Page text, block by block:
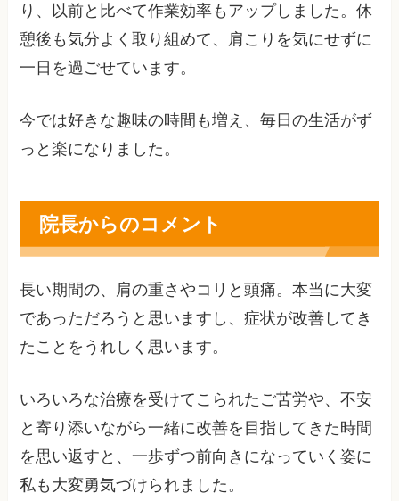
り、以前と比べて作業効率もアップしました。休
憩後も気分よく取り組めて、肩こりを気にせずに
一日を過ごせています。
今では好きな趣味の時間も増え、毎日の生活がず
っと楽になりました。
院長からのコメント
長い期間の、肩の重さやコリと頭痛。本当に大変
であっただろうと思いますし、症状が改善してき
たことをうれしく思います。
いろいろな治療を受けてこられたご苦労や、不安
と寄り添いながら一緒に改善を目指してきた時間
を思い返すと、一歩ずつ前向きになっていく姿に
私も大変勇気づけられました。